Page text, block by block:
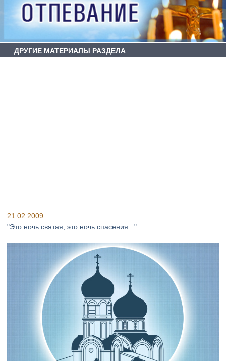
ДРУГИЕ МАТЕРИАЛЫ РАЗДЕЛА
21.02.2009
"Это ночь святая, это ночь спасения..."